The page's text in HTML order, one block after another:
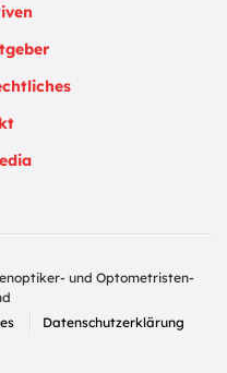
und Optometristen-
Datenschutzerklärung